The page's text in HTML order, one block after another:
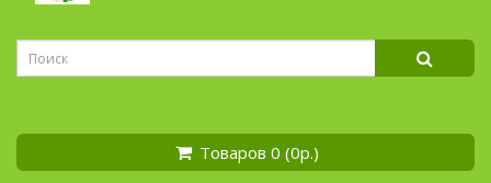
Товаров 0 (0р.)